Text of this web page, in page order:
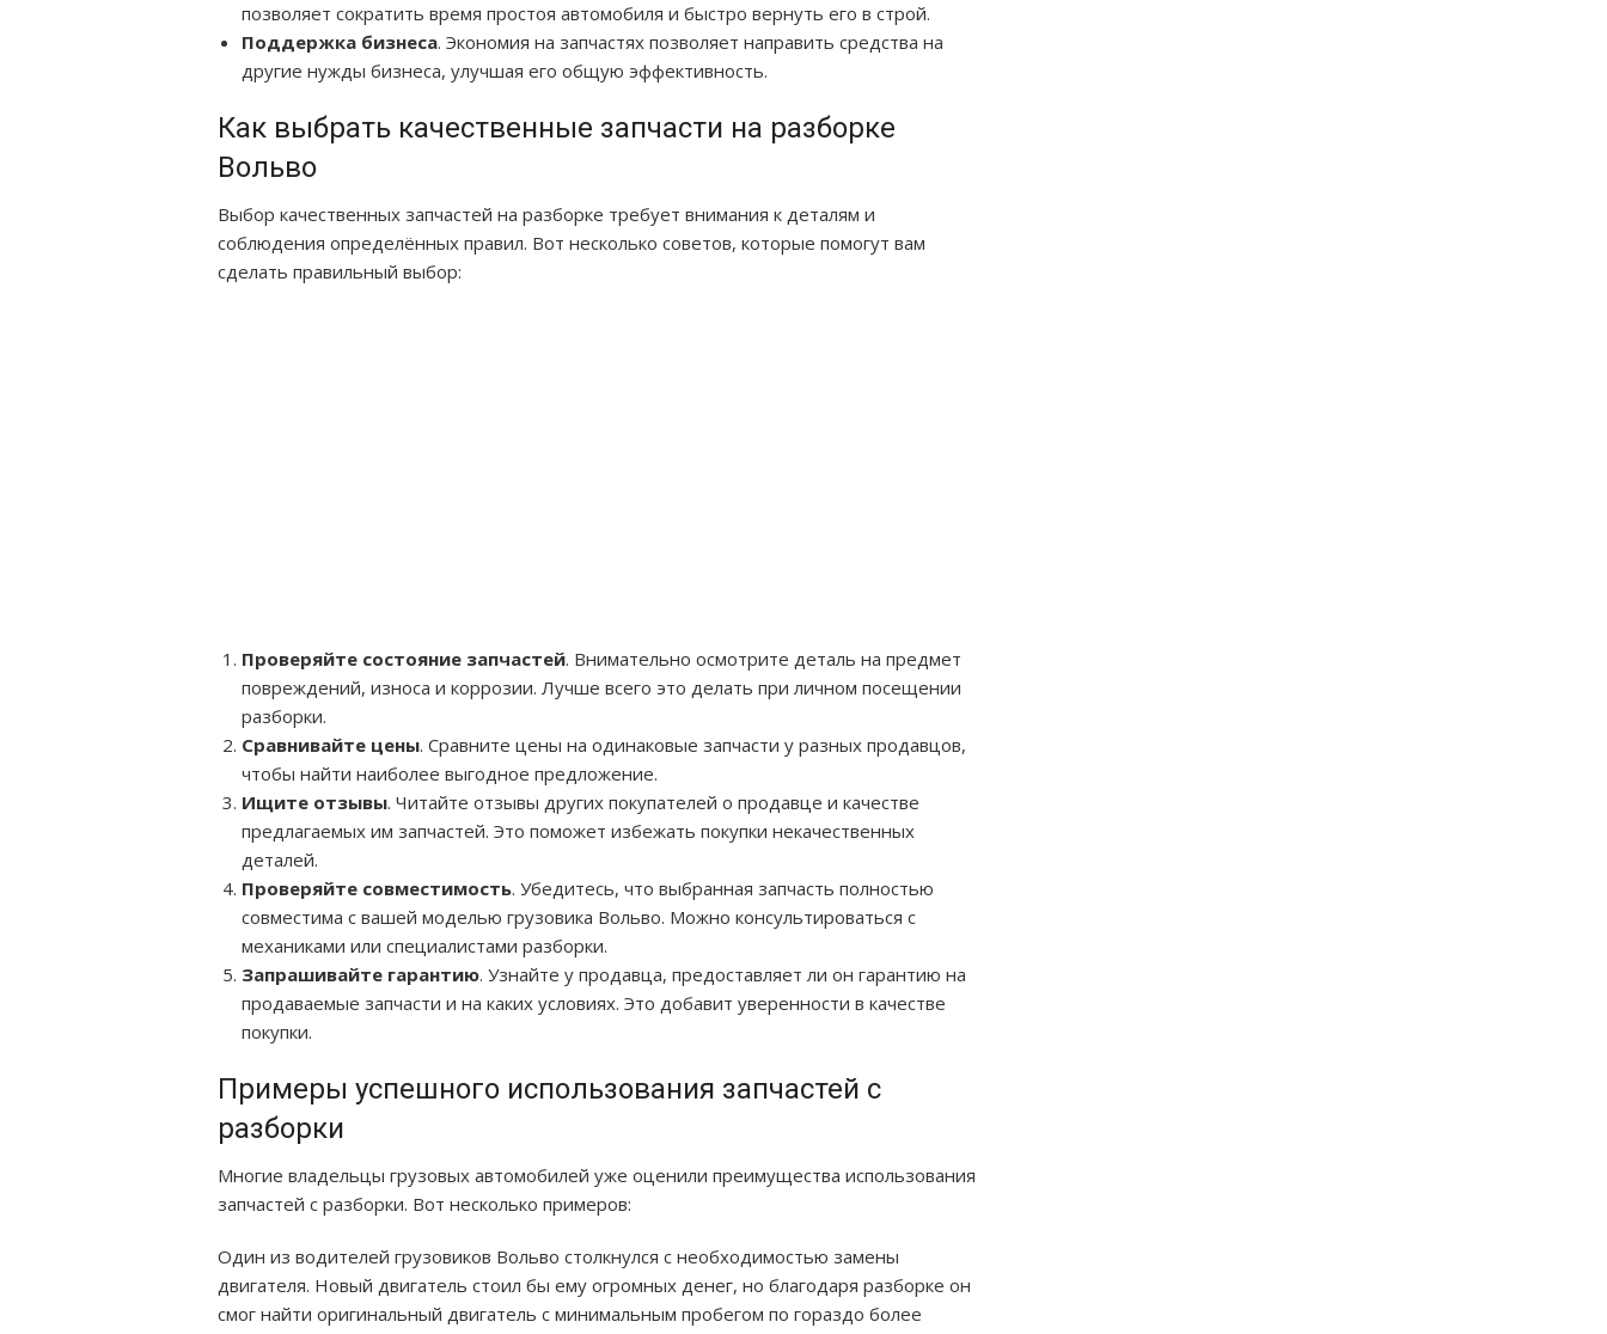
позволяет сократить время простоя автомобиля и быстро вернуть его в строй.
Поддержка бизнеса. Экономия на запчастях позволяет направить средства на
другие нужды бизнеса, улучшая его общую эффективность.
Как выбрать качественные запчасти на разборке
Вольво
Выбор качественных запчастей на разборке требует внимания к деталям и
соблюдения определённых правил. Вот несколько советов, которые помогут вам
сделать правильный выбор:
Проверяйте состояние запчастей. Внимательно осмотрите деталь на предмет
повреждений, износа и коррозии. Лучше всего это делать при личном посещении
разборки.
Сравнивайте цены. Сравните цены на одинаковые запчасти у разных продавцов,
чтобы найти наиболее выгодное предложение.
Ищите отзывы. Читайте отзывы других покупателей о продавце и качестве
предлагаемых им запчастей. Это поможет избежать покупки некачественных
деталей.
Проверяйте совместимость. Убедитесь, что выбранная запчасть полностью
совместима с вашей моделью грузовика Вольво. Можно консультироваться с
механиками или специалистами разборки.
Запрашивайте гарантию. Узнайте у продавца, предоставляет ли он гарантию на
продаваемые запчасти и на каких условиях. Это добавит уверенности в качестве
покупки.
Примеры успешного использования запчастей с
разборки
Многие владельцы грузовых автомобилей уже оценили преимущества использования
запчастей с разборки. Вот несколько примеров:
Один из водителей грузовиков Вольво столкнулся с необходимостью замены
двигателя. Новый двигатель стоил бы ему огромных денег, но благодаря разборке он
смог найти оригинальный двигатель с минимальным пробегом по гораздо более